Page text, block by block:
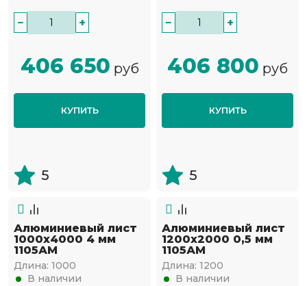
− +
406 650 руб
КУПИТЬ
5
− +
406 800 руб
КУПИТЬ
5
Алюминиевый лист
1000х4000 4 мм
1105АМ
Длина: 1000
В наличии
Алюминиевый лист
1200х2000 0,5 мм
1105АМ
Длина: 1200
В наличии